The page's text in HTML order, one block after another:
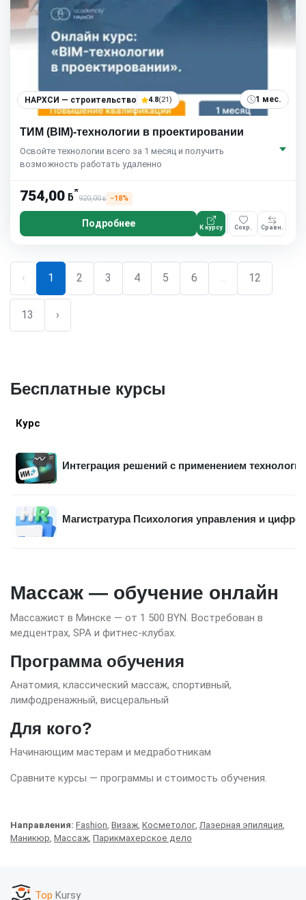
НАРХСИ — строительство 4.8(21) 1 мес.
ТИМ (BIM)-технологии в проектировании
Освойте технологии всего за 1 месяц и получить
возможность работать удаленно
754,00 ƃ*
920,00ƃ −18%
Подробнее К курсу Сохр. Сравн.
‹ 1 2 3 4 5 6 ... 12
13 ›
Бесплатные курсы
Курс
Интеграция решений с применением
Магистратура Психология управления и
Массаж — обучение онлайн
Массажист в Минске — от 1 500 BYN. Востребован в
медцентрах, SPA и фитнес-клубах.
Программа обучения
Анатомия, классический массаж, спортивный,
лимфодренажный, висцеральный
Для кого?
Начинающим мастерам и медработникам
Сравните курсы — программы и стоимость обучения.
Направления: Fashion, Визаж, Косметолог, Лазерная эпиляция,
Маникюр, Массаж, Парикмахерское дело
Top Kursy